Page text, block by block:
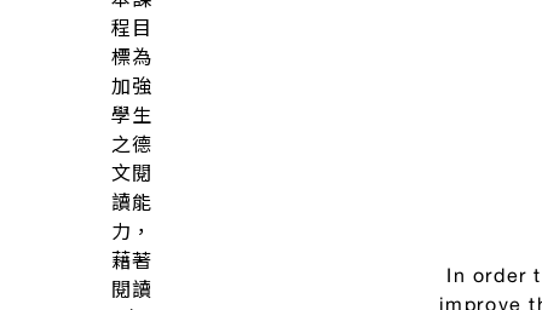
本課
程配
合語
言課
程教
材，
培養
學生